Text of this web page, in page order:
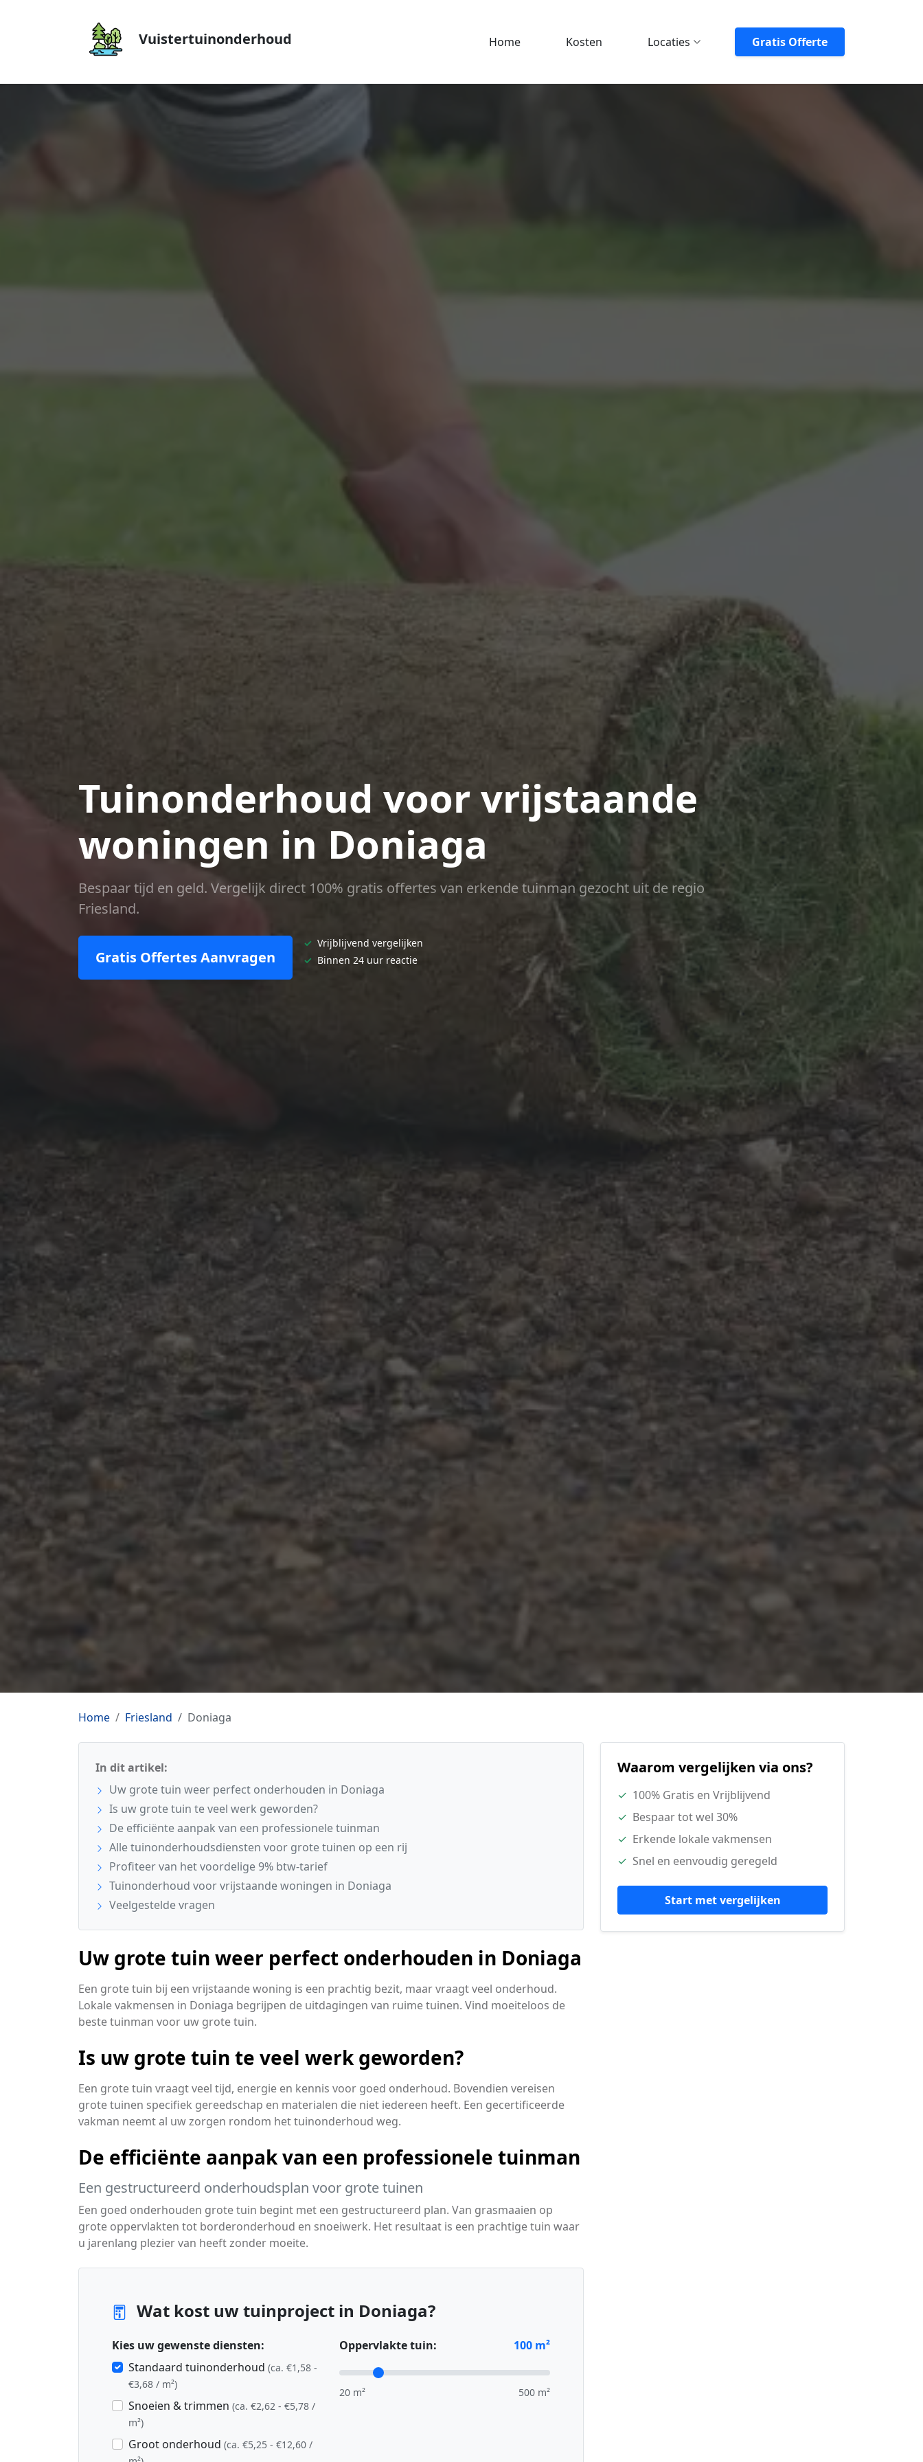
Vuistertuinonderhoud Home Kosten Locaties Gratis Offerte
Tuinonderhoud voor vrijstaande
woningen in Doniaga
Bespaar tijd en geld. Vergelijk direct 100% gratis offertes van erkende tuinman gezocht uit de regio
Friesland.
Gratis Offertes Aanvragen
✓ Vrijblijvend vergelijken
✓ Binnen 24 uur reactie
Home Friesland Doniaga
In dit artikel:
Uw grote tuin weer perfect onderhouden in Doniaga
Is uw grote tuin te veel werk geworden?
De efficiënte aanpak van een professionele tuinman
Alle tuinonderhoudsdiensten voor grote tuinen op een rij
Profiteer van het voordelige 9% btw-tarief
Tuinonderhoud voor vrijstaande woningen in Doniaga
Veelgestelde vragen
Uw grote tuin weer perfect onderhouden in Doniaga
Een grote tuin bij een vrijstaande woning is een prachtig bezit, maar vraagt veel onderhoud.
Lokale vakmensen in Doniaga begrijpen de uitdagingen van ruime tuinen. Vind moeiteloos de
beste tuinman voor uw grote tuin.
Is uw grote tuin te veel werk geworden?
Een grote tuin vraagt veel tijd, energie en kennis voor goed onderhoud. Bovendien vereisen
grote tuinen specifiek gereedschap en materialen die niet iedereen heeft. Een gecertificeerde
vakman neemt al uw zorgen rondom het tuinonderhoud weg.
De efficiënte aanpak van een professionele tuinman
Een gestructureerd onderhoudsplan voor grote tuinen
Een goed onderhouden grote tuin begint met een gestructureerd plan. Van grasmaaien op
grote oppervlakten tot borderonderhoud en snoeiwerk. Het resultaat is een prachtige tuin waar
u jarenlang plezier van heeft zonder moeite.
Wat kost uw tuinproject in Doniaga?
Kies uw gewenste diensten:
Standaard tuinonderhoud (ca. €1,58 -
€3,68 / m²)
Snoeien & trimmen (ca. €2,62 - €5,78 /
m²)
Groot onderhoud (ca. €5,25 - €12,60 /
Oppervlakte tuin: 100 m²
20 m² 500 m²
Waarom vergelijken via ons?
✓ 100% Gratis en Vrijblijvend
✓ Bespaar tot wel 30%
✓ Erkende lokale vakmensen
✓ Snel en eenvoudig geregeld
Start met vergelijken